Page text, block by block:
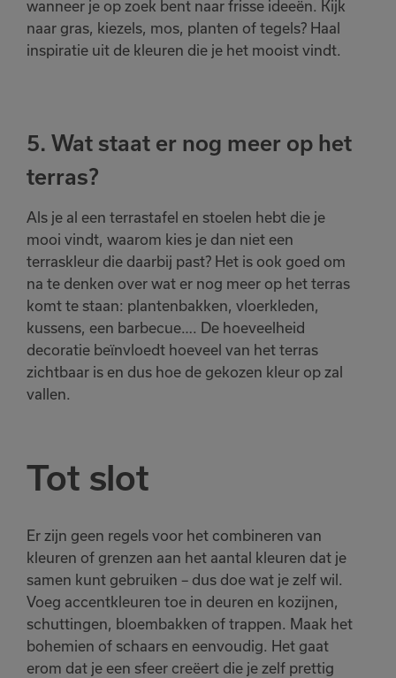
wanneer je op zoek bent naar frisse ideeën. Kijk
naar gras, kiezels, mos, planten of tegels? Haal
inspiratie uit de kleuren die je het mooist vindt.
5. Wat staat er nog meer op het
terras?
Als je al een terrastafel en stoelen hebt die je
mooi vindt, waarom kies je dan niet een
terraskleur die daarbij past? Het is ook goed om
na te denken over wat er nog meer op het terras
komt te staan: plantenbakken, vloerkleden,
kussens, een barbecue…. De hoeveelheid
decoratie beïnvloedt hoeveel van het terras
zichtbaar is en dus hoe de gekozen kleur op zal
vallen.
Tot slot
Er zijn geen regels voor het combineren van
kleuren of grenzen aan het aantal kleuren dat je
samen kunt gebruiken – dus doe wat je zelf wil.
Voeg accentkleuren toe in deuren en kozijnen,
schuttingen, bloembakken of trappen. Maak het
bohemien of schaars en eenvoudig. Het gaat
erom dat je een sfeer creëert die je zelf prettig
toegevoegd
aan je favorieten